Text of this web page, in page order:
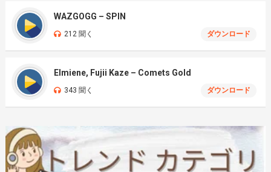
WAZGOGG – SPIN
212 聞く ダウンロード
Elmiene, Fujii Kaze – Comets Gold
343 聞く ダウンロード